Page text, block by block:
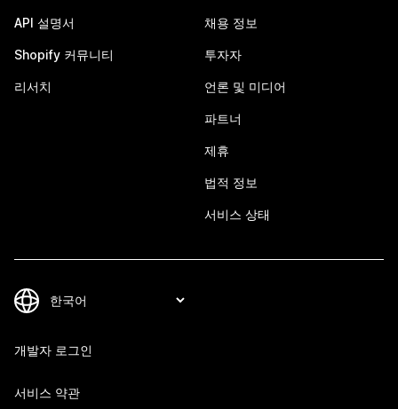
API 설명서
Shopify 커뮤니티
리서치
채용 정보
투자자
언론 및 미디어
파트너
제휴
법적 정보
서비스 상태
개발자 로그인
서비스 약관